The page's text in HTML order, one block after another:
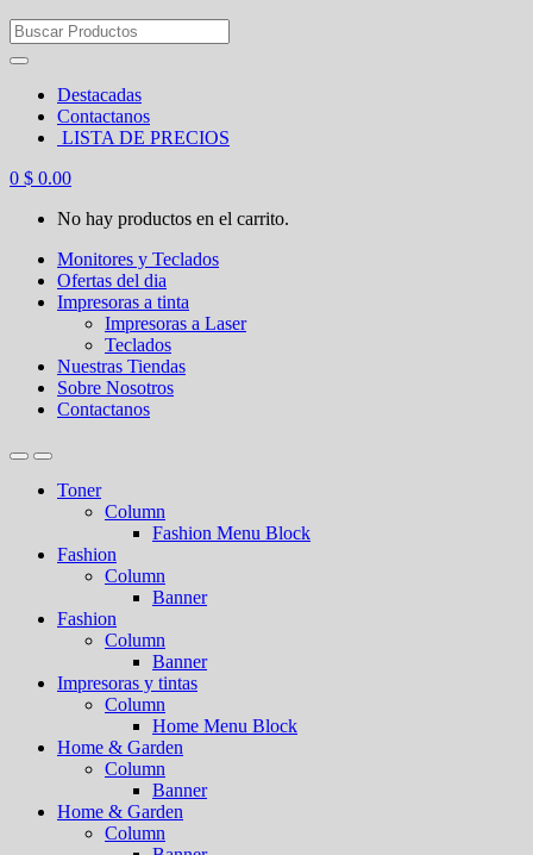
Search
for:
Destacadas
Contactanos
LISTA DE PRECIOS
0 $ 0.00
No hay productos en el carrito.
Monitores y Teclados
Ofertas del dia
Impresoras a tinta
Impresoras a Laser
Teclados
Nuestras Tiendas
Sobre Nosotros
Contactanos
Toner
Column
Fashion Menu Block
Fashion
Column
Banner
Fashion
Column
Banner
Impresoras y tintas
Column
Home Menu Block
Home & Garden
Column
Banner
Home & Garden
Column